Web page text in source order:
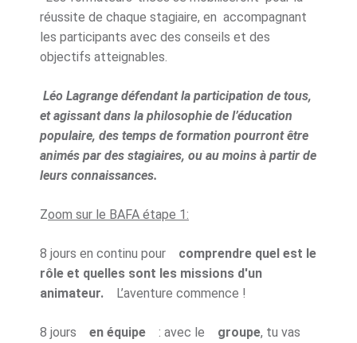
réussite de chaque stagiaire, en accompagnant
les participants avec des conseils et des
objectifs atteignables.
Léo Lagrange défendant la participation de tous,
et agissant dans la philosophie de l’éducation
populaire, des temps de formation pourront être
animés par des stagiaires, ou au moins à partir de
leurs connaissances.
Zoom sur le BAFA étape 1:
8 jours en continu pour comprendre quel est le
rôle et quelles sont les missions d'un
animateur.
L’aventure commence !
8 jours en équipe : avec le groupe, tu vas